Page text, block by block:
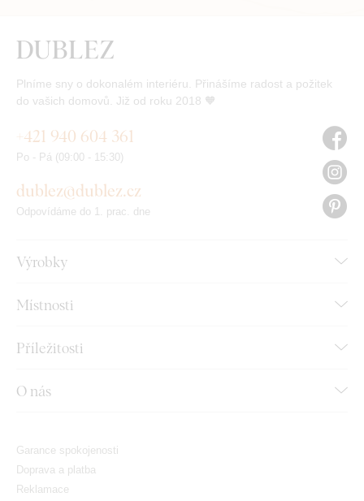
Plníme sny o dokonalém interiéru. Přinášíme radost a požitek
do vašich domovů. Již od roku 2018 🧡
Výrobky
Místnosti
Příležitosti
O nás
+421 940 604 361
Po - Pá (09:00 - 15:30)
dublez@dublez.cz
Odpovídáme do 1. prac. dne
Garance spokojenosti
Doprava a platba
Reklamace